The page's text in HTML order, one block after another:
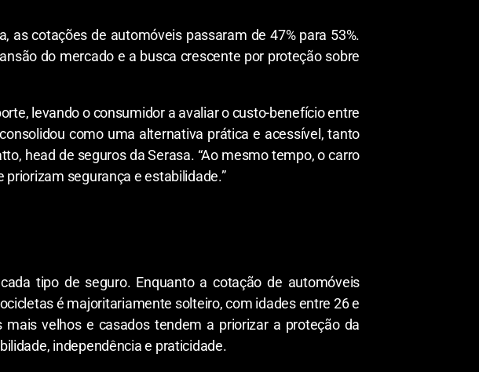
as cotações de automóveis passaram de 47% para 53%.
do mercado e a busca crescente por proteção sobre
levando o consumidor a avaliar o custo-benefício entre
como uma alternativa prática e acessível, tanto
head de seguros da Serasa. “Ao mesmo tempo, o carro
segurança e estabilidade.”
tipo de seguro. Enquanto a cotação de automóveis
é majoritariamente solteiro, com idades entre 26 e
velhos e casados tendem a priorizar a proteção da
independência e praticidade.